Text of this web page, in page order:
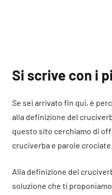
Si scrive con i
Se sei arrivato fin qui, è
alla definizione del
questo sito cerchiamo di
cruciverba e parole crociate.
Alla definizione del
soluzione che ti